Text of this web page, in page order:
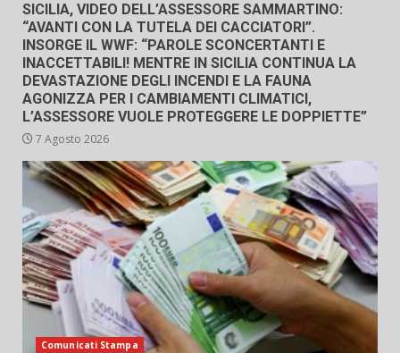
SICILIA, VIDEO DELL’ASSESSORE SAMMARTINO:
“AVANTI CON LA TUTELA DEI CACCIATORI”.
INSORGE IL WWF: “PAROLE SCONCERTANTI E
INACCETTABILI! MENTRE IN SICILIA CONTINUA LA
DEVASTAZIONE DEGLI INCENDI E LA FAUNA
AGONIZZA PER I CAMBIAMENTI CLIMATICI,
L’ASSESSORE VUOLE PROTEGGERE LE DOPPIETTE”
7 Agosto 2026
Comunicati Stampa